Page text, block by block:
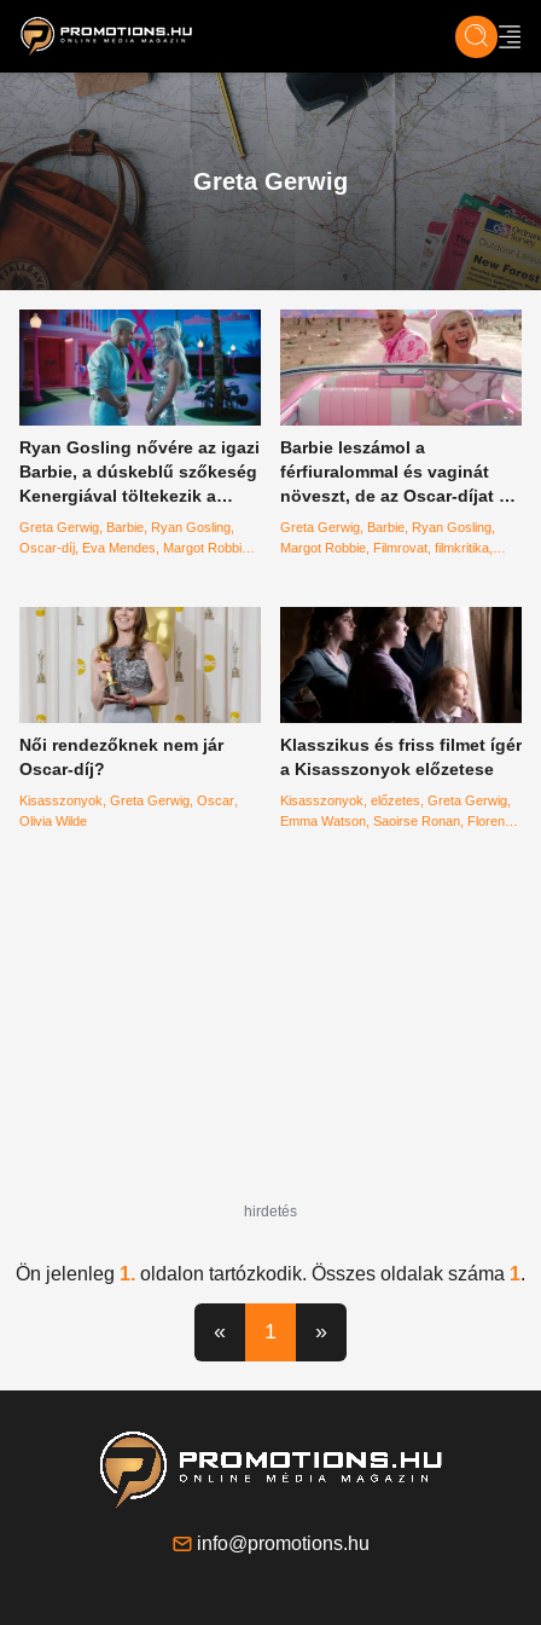
ZENE, FILM & KULT ÉLET TECH &
Greta Gerwig
Ryan Gosling nővére az igazi
Barbie, a dúskeblű szőkeség
Kenergiával töltekezik a
szabadidejében
Greta Gerwig Barbie Ryan Gosling
Oscar-díj Eva Mendes
Margot Robbie
Barbie leszámol a
férfiuralommal és vaginát
növeszt, de az Oscar-díjat a
férfiak viszik haza
Greta Gerwig Barbie Ryan Gosling
Margot Robbie Filmrovat filmkritika
Női rendezőknek nem jár
Oscar-díj?
Kisasszonyok Greta Gerwig Oscar
Olivia Wilde
Klasszikus és friss filmet ígér
a Kisasszonyok előzetese
Kisasszonyok előzetes Greta Gerwig
Emma Watson Saoirse Ronan Florence
hirdetés
Ön jelenleg 1. oldalon tartózkodik. Összes oldalak száma 1.
« 1 »
info@promotions.hu